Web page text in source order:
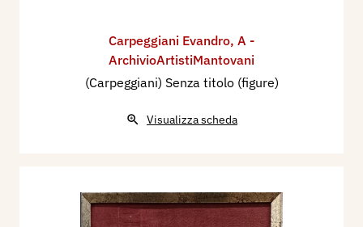
Carpeggiani Evandro, A -
ArchivioArtistiMantovani
(Carpeggiani) Senza titolo (figure)
Visualizza scheda